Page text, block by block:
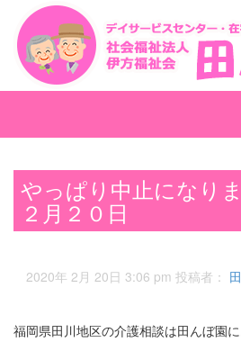
やっぱり中止になり
２月２０日
2020年 2月 20日 3:06 pm 投稿者：
福岡県田川地区の介護相談は田んぼ園に